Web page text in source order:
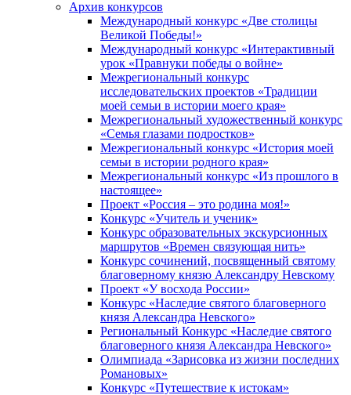
Архив конкурсов
Международный конкурс «Две столицы
Великой Победы!»
Международный конкурс «Интерактивный
урок «Правнуки победы о войне»
Межрегиональный конкурс
исследовательских проектов «Традиции
моей семьи в истории моего края»
Межрегиональный художественный конкурс
«Семья глазами подростков»
Межрегиональный конкурс «История моей
семьи в истории родного края»
Межрегиональный конкурс «Из прошлого в
настоящее»
Проект «Россия – это родина моя!»
Конкурс «Учитель и ученик»
Конкурс образовательных экскурсионных
маршрутов «Времен связующая нить»
Конкурс сочинений, посвященный святому
благоверному князю Александру Невскому
Проект «У восхода России»
Конкурс «Наследие святого благоверного
князя Александра Невского»
Региональный Конкурс «Наследие святого
благоверного князя Александра Невского»
Олимпиада «Зарисовка из жизни последних
Романовых»
Конкурс «Путешествие к истокам»